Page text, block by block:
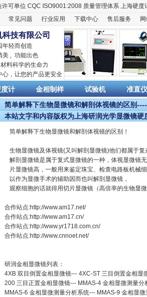
许可单位 CQC ISO9001:2008 质量管理体系 上海硬度
常见问题 行业应用 下载中心 售后服务
科技有限公司
轻而创造
美 , 功能出色
材料科学的生命力
心，让您的产品更安全
计 金相制样 试验机 准直仪
简单解释下生物显微镜和解剖体视镜的区别
本站文字和内容版权为上海研润光学显微镜硬
简单解释下生物显微镜和解剖体视镜的区别！
生物显微镜及体视镜(又叫解剖显微镜)他们都属于
解剖显微镜是属于复式显微镜的一种，体视显微镜
片显微镜高，一般用来鉴定珠宝、检查电路板机械
以作为显微手术的辅助因而也叫解剖显微镜，
观察细胞的话就得用切片显微镜（高倍率的生物显
合作站点:http://www.am17.net/
合作站点:http://www.am17.cn/
合作站点:http://www.yr1718.com.cn/
合作站点:http://www.cnnoet.net/
研润金相显微镜列表：
4XB 双目倒置金相显微镜--- 4XC-ST 三目倒置金相显
200 三目正置金相显微镜--- MMAS-4 金相显微测量分
MMAS-6 金相显微测量分析系统--- MMAS-9 金相显微